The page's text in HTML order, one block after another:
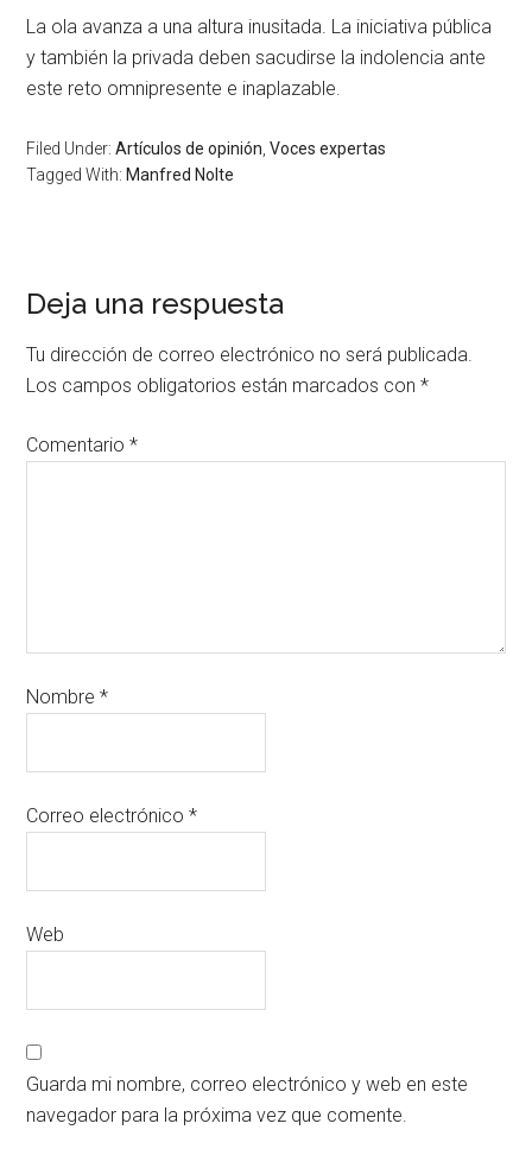
La ola avanza a una altura inusitada. La iniciativa pública
y también la privada deben sacudirse la indolencia ante
este reto omnipresente e inaplazable.
Filed Under:Artículos de opinión ,Voces expertas
Tagged With: Manfred Nolte
Deja una respuesta
Tu dirección de correo electrónico no será publicada.
Los campos obligatorios están marcados con*
Comentario*
Nombre*
Correo electrónico*
Web
Guarda mi nombre, correo electrónico y web en este
navegador para la próxima vez que comente.